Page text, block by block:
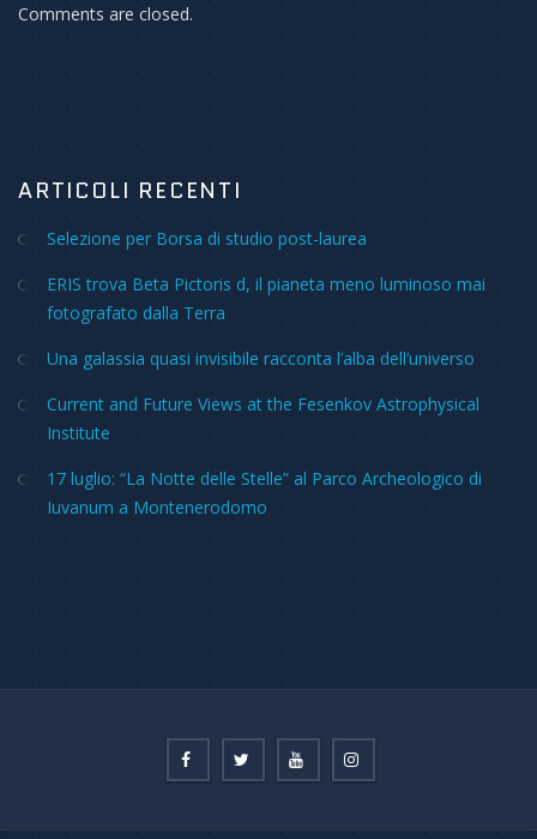
Comments are closed.
ARTICOLI RECENTI
Selezione per Borsa di studio post-laurea
ERIS trova Beta Pictoris d, il pianeta meno luminoso mai
fotografato dalla Terra
Una galassia quasi invisibile racconta l’alba dell’universo
Current and Future Views at the Fesenkov Astrophysical
Institute
17 luglio: “La Notte delle Stelle” al Parco Archeologico di
Iuvanum a Montenerodomo